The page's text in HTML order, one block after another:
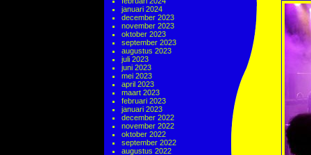
januari 2024
december 2023
november 2023
oktober 2023
september 2023
augustus 2023
juli 2023
juni 2023
mei 2023
april 2023
maart 2023
februari 2023
januari 2023
december 2022
november 2022
oktober 2022
september 2022
augustus 2022